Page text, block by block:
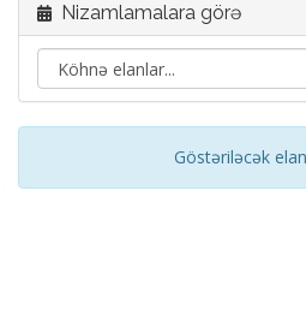
Nizamlamalara görə
Göstəriləcək